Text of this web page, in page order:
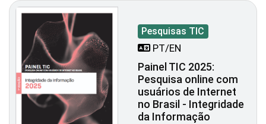
Pesquisas TIC
PT/EN
Painel TIC 2025:
Pesquisa online com
usuários de Internet
no Brasil - Integridade
da Informação